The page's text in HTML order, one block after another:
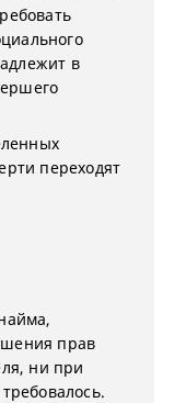
в
переходят
прав
ни при